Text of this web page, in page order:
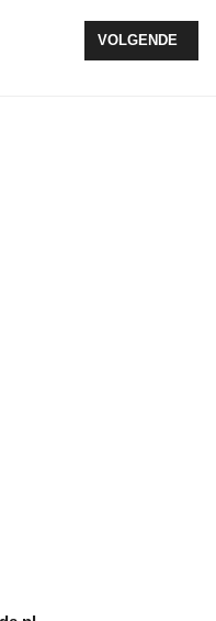
TOCHTVOLGENDE
VOLGENDE